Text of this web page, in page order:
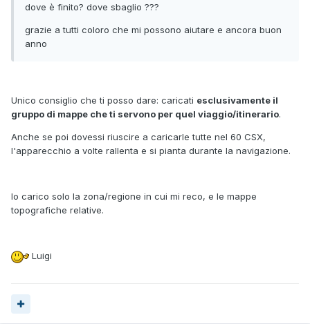
dove è finito? dove sbaglio ???
grazie a tutti coloro che mi possono aiutare e ancora buon
anno
Unico consiglio che ti posso dare: caricati esclusivamente il
gruppo di mappe che ti servono per quel viaggio/itinerario.
Anche se poi dovessi riuscire a caricarle tutte nel 60 CSX,
l'apparecchio a volte rallenta e si pianta durante la navigazione.
Io carico solo la zona/regione in cui mi reco, e le mappe
topografiche relative.
Luigi